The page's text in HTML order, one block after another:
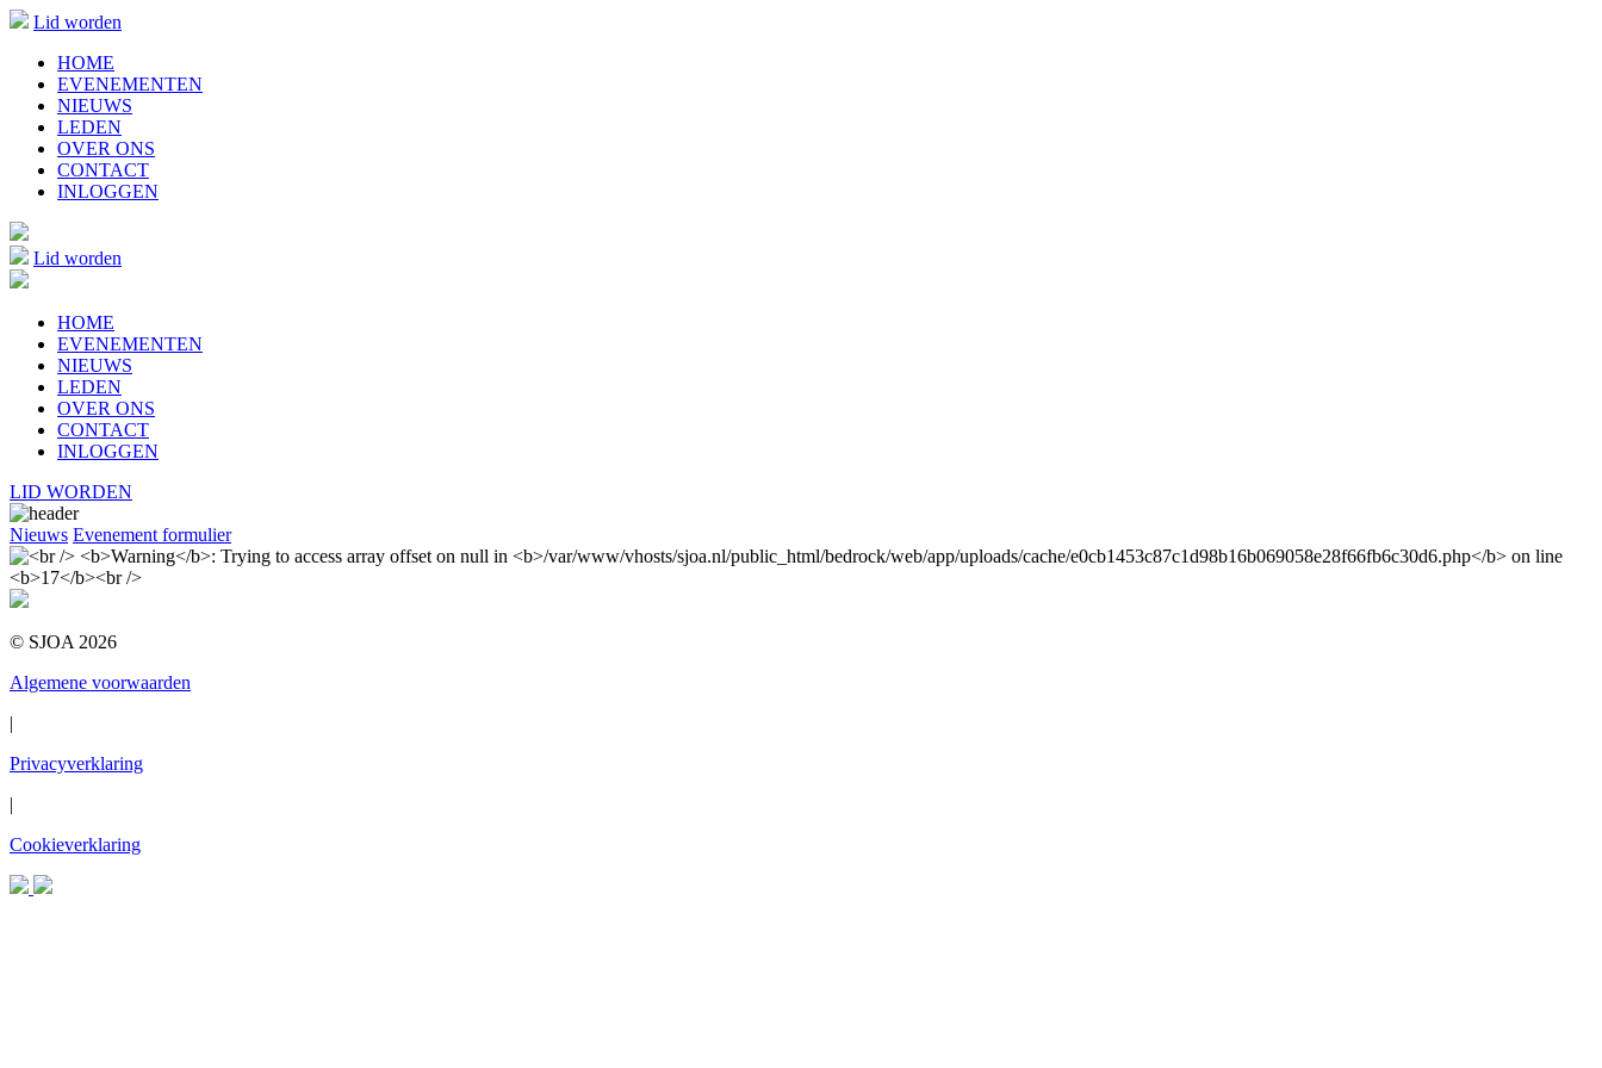
Lid worden
HOME
EVENEMENTEN
NIEUWS
LEDEN
OVER ONS
CONTACT
INLOGGEN
Lid worden
HOME
EVENEMENTEN
NIEUWS
LEDEN
OVER ONS
CONTACT
INLOGGEN
LID WORDEN
Nieuws Evenement formulier
© SJOA 2026
Algemene voorwaarden
|
Privacyverklaring
|
Cookieverklaring